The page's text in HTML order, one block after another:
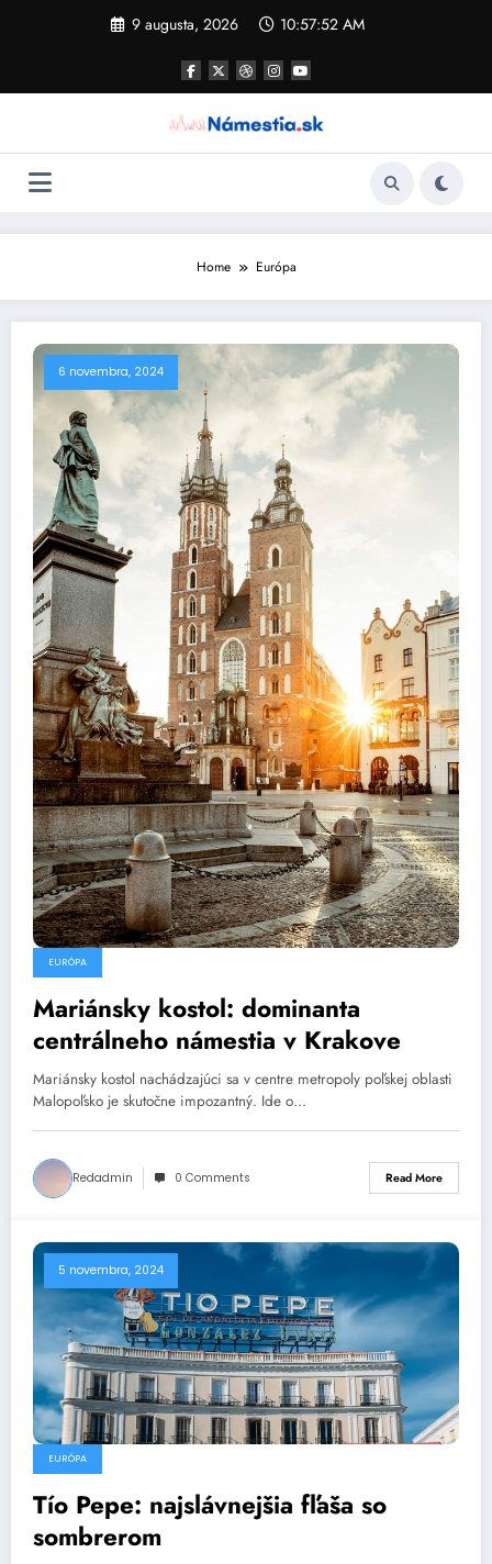
9 augusta, 2026 10:57:53 AM
Home Európa
6 novembra, 2024
EURÓPA
Mariánsky kostol: dominanta
centrálneho námestia v Krakove
Mariánsky kostol nachádzajúci sa v centre metropoly poľskej oblasti
Malopoľsko je skutočne impozantný. Ide o…
Redadmin 0 Comments Read More
5 novembra, 2024
EURÓPA
Tío Pepe: najslávnejšia fľaša so
sombrerom